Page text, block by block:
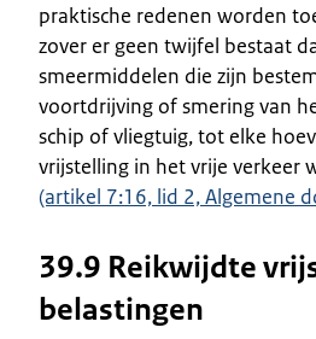
praktische redenen worden
zover er geen twijfel bestaat
smeermiddelen die zijn
voortdrijving of smering van
schip of vliegtuig, tot elke
vrijstelling in het vrije verkeer
(artikel 7:16, lid 2, Algemene
39.9 Reikwijdte
belastingen